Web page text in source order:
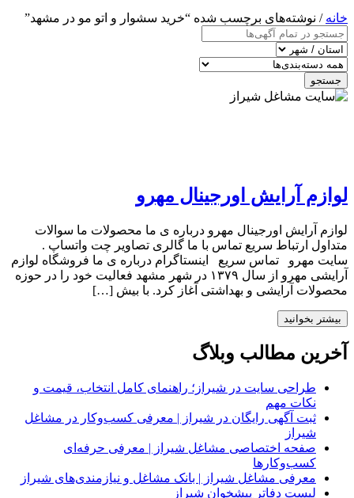
خانه / نوشته‌های برچسب شده “خرید سشوار و اتو مو در مشهد”
جستجو
لوازم آرایش اورجینال مهرو
لوازم آرایش اورجینال مهرو درباره ی ما محصولات ما سوالات
متداول ارتباط سریع تماس با ما گالری تصاویر چت واتساپ .
سایت مهرو تماس سریع اینستاگرام درباره ی ما فروشگاه لوازم
آرایشی مهرو از سال ۱۳۷۹ در شهر مشهد فعالیت خود را در حوزه
محصولات آرایشی و بهداشتی آغاز کرد. با بیش […]
بیشتر بخوانید
آخرین مطالب وبلاگ
طراحی سایت در شیراز؛ راهنمای کامل انتخاب، قیمت و
نکات مهم
ثبت آگهی رایگان در شیراز | معرفی کسب‌وکار در مشاغل
شیراز
صفحه اختصاصی مشاغل شیراز | معرفی حرفه‌ای
کسب‌وکارها
معرفی مشاغل شیراز | بانک مشاغل و نیازمندی‌های شیراز
لیست دفاتر پیشخوان شیراز